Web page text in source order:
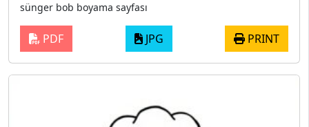
sünger bob boyama sayfası
PDF JPG PRINT